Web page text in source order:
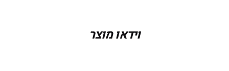
וידאו מוצר